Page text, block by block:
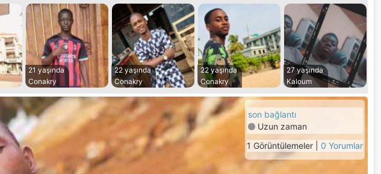
21 yaşında
Conakry
22 yaşında
Conakry
22 yaşında
Conakry
27 yaşında
Kaloum
son bağlantı
Uzun zaman
1 Görüntülemeler | 0 Yorumlar